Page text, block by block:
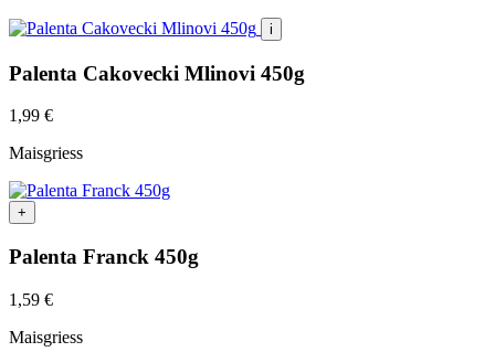
i
Palenta Cakovecki Mlinovi 450g
1,99 €
Maisgriess
+
Palenta Franck 450g
1,59 €
Maisgriess